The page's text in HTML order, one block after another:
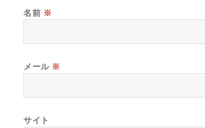
名前 ※
メール ※
サイト